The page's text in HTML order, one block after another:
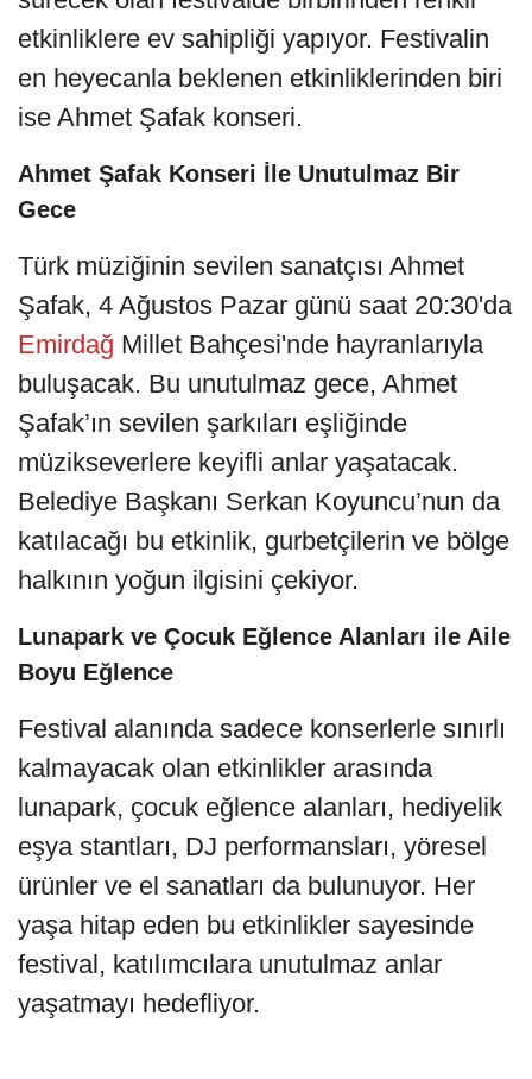
etkinliklere ev sahipliği yapıyor. Festivalin
en heyecanla beklenen etkinliklerinden biri
ise Ahmet Şafak konseri.
Ahmet Şafak Konseri İle Unutulmaz Bir
Gece
Türk müziğinin sevilen sanatçısı Ahmet
Şafak, 4 Ağustos Pazar günü saat 20:30'da
Emirdağ Millet Bahçesi'nde hayranlarıyla
buluşacak. Bu unutulmaz gece, Ahmet
Şafak’ın sevilen şarkıları eşliğinde
müzikseverlere keyifli anlar yaşatacak.
Belediye Başkanı Serkan Koyuncu’nun da
katılacağı bu etkinlik, gurbetçilerin ve bölge
halkının yoğun ilgisini çekiyor.
Lunapark ve Çocuk Eğlence Alanları ile Aile
Boyu Eğlence
Festival alanında sadece konserlerle sınırlı
kalmayacak olan etkinlikler arasında
lunapark, çocuk eğlence alanları, hediyelik
eşya stantları, DJ performansları, yöresel
ürünler ve el sanatları da bulunuyor. Her
yaşa hitap eden bu etkinlikler sayesinde
festival, katılımcılara unutulmaz anlar
yaşatmayı hedefliyor.